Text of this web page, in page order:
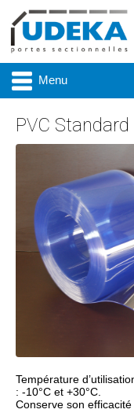
Menu
Présentation
Produits
Réalisations
PVC
Température
: -10°C et +30°C.
Conserve son